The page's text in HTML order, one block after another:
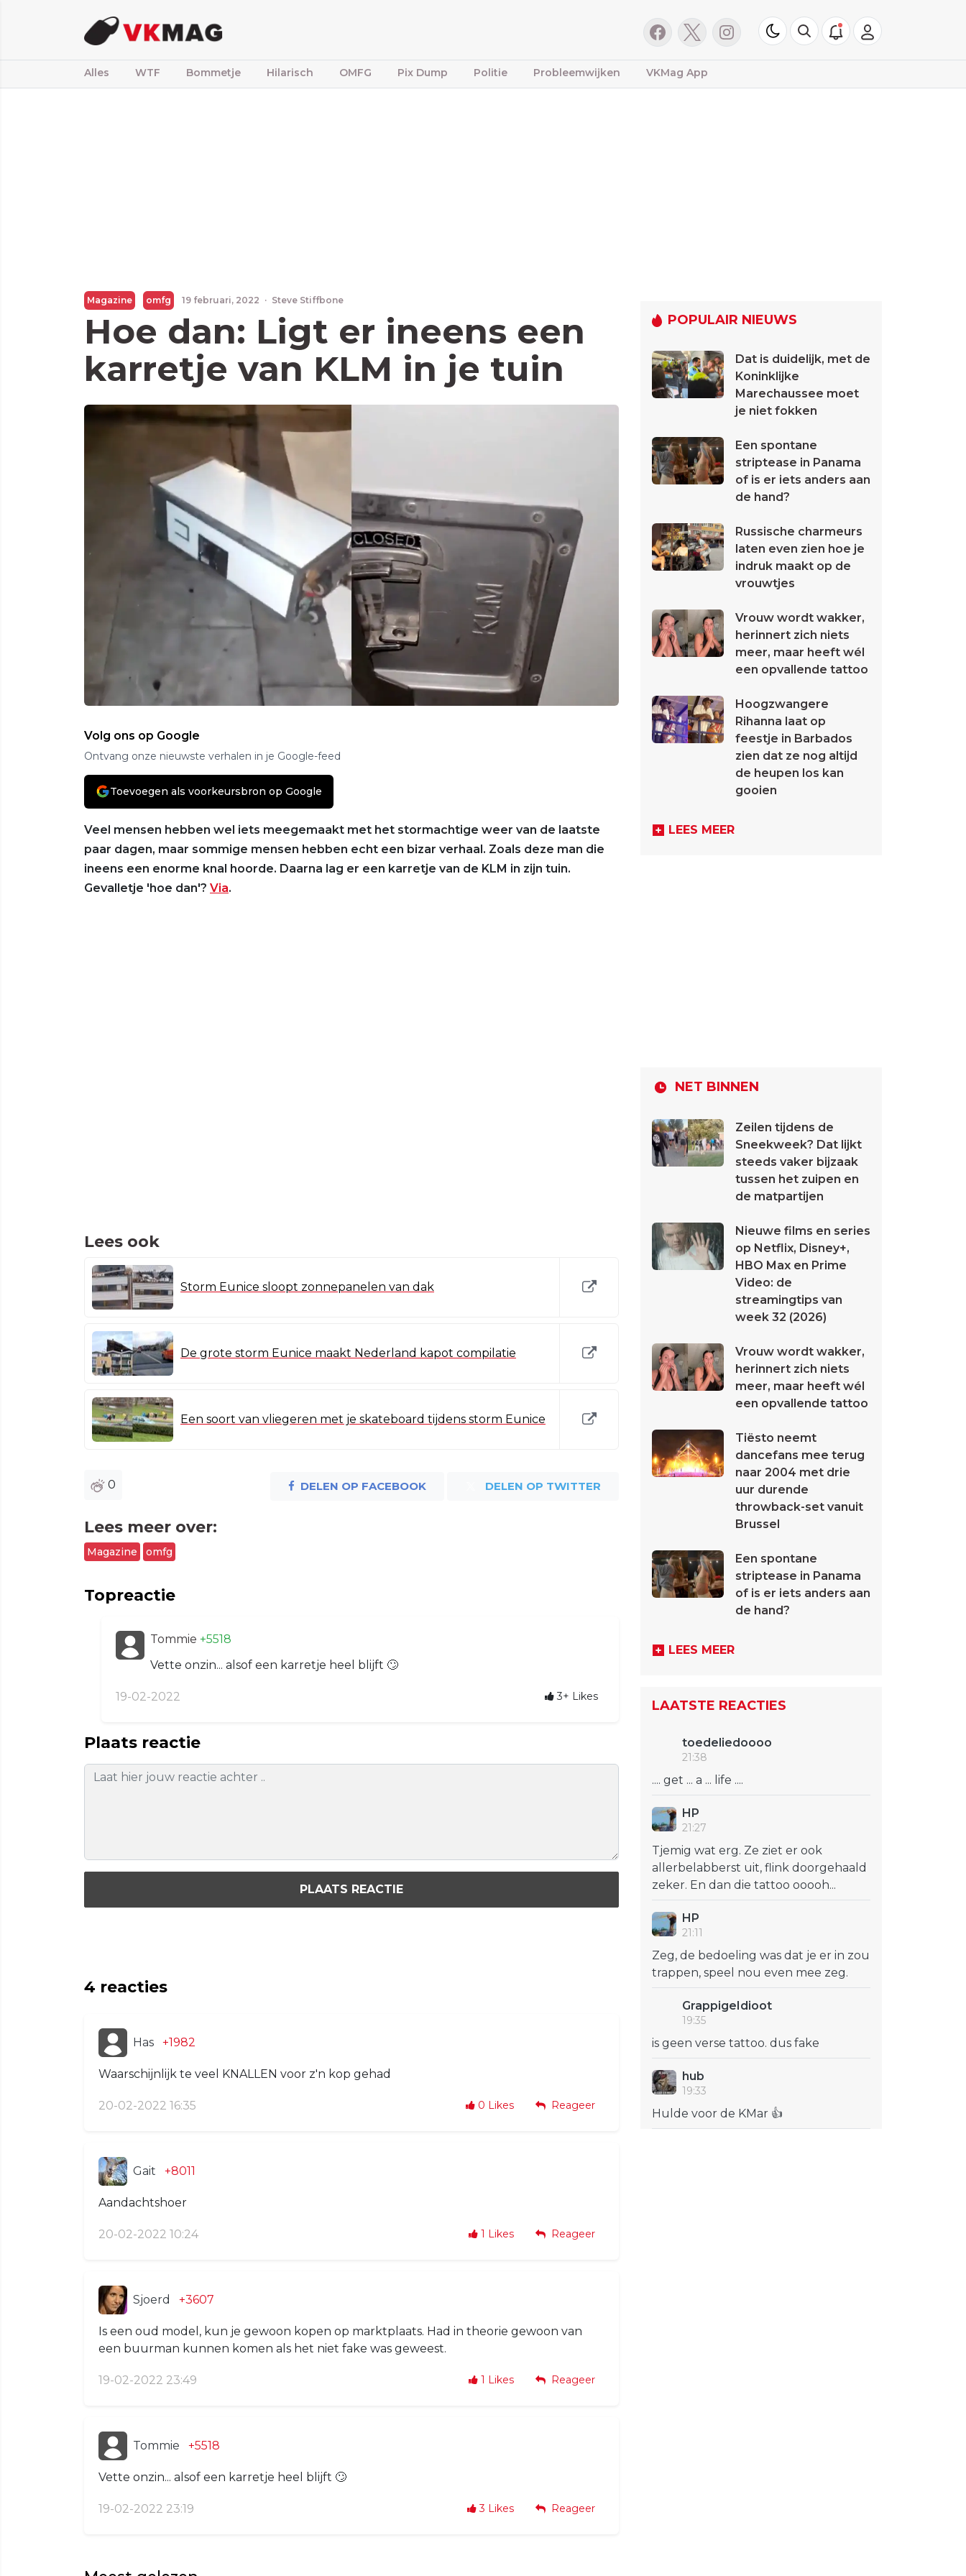
Alles WTF Bommetje Hilarisch OMFG Pix Dump Politie Probleemwijken VKMag App
Magazine omfg 19 februari, 2022 · Steve Stiffbone
Hoe dan: Ligt er ineens een
karretje van KLM in je tuin
Volg ons op Google
Ontvang onze nieuwste verhalen in je Google-feed
Toevoegen als voorkeursbron op Google
Veel mensen hebben wel iets meegemaakt met het stormachtige weer van de laatste
paar dagen, maar sommige mensen hebben echt een bizar verhaal. Zoals deze man die
ineens een enorme knal hoorde. Daarna lag er een karretje van de KLM in zijn tuin.
Gevalletje 'hoe dan'? Via.
Lees ook
Storm Eunice sloopt zonnepanelen van dak
De grote storm Eunice maakt Nederland kapot compilatie
Een soort van vliegeren met je skateboard tijdens storm Eunice
0 DELEN OP FACEBOOK DELEN OP TWITTER
Lees meer over:
Magazine omfg
Topreactie
Tommie +5518
Vette onzin... alsof een karretje heel blijft 🙄
19-02-2022 3+ Likes
Plaats reactie
PLAATS REACTIE
4 reacties
Has +1982
Waarschijnlijk te veel KNALLEN voor z'n kop gehad
20-02-2022 16:35 0 Likes Reageer
Gait +8011
Aandachtshoer
20-02-2022 10:24 1 Likes Reageer
Sjoerd +3607
Is een oud model, kun je gewoon kopen op marktplaats. Had in theorie gewoon van
een buurman kunnen komen als het niet fake was geweest.
19-02-2022 23:49 1 Likes Reageer
Tommie +5518
Vette onzin... alsof een karretje heel blijft 🙄
19-02-2022 23:19 3 Likes Reageer
POPULAIR NIEUWS
Dat is duidelijk, met de
Koninklijke
Marechaussee moet
je niet fokken
Een spontane
striptease in Panama
of is er iets anders aan
de hand?
Russische charmeurs
laten even zien hoe je
indruk maakt op de
vrouwtjes
Vrouw wordt wakker,
herinnert zich niets
meer, maar heeft wél
een opvallende tattoo
Hoogzwangere
Rihanna laat op
feestje in Barbados
zien dat ze nog altijd
de heupen los kan
gooien
LEES MEER
NET BINNEN
Zeilen tijdens de
Sneekweek? Dat lijkt
steeds vaker bijzaak
tussen het zuipen en
de matpartijen
Nieuwe films en series
op Netflix, Disney+,
HBO Max en Prime
Video: de
streamingtips van
week 32 (2026)
Vrouw wordt wakker,
herinnert zich niets
meer, maar heeft wél
een opvallende tattoo
Tiësto neemt
dancefans mee terug
naar 2004 met drie
uur durende
throwback-set vanuit
Brussel
Een spontane
striptease in Panama
of is er iets anders aan
de hand?
LEES MEER
LAATSTE REACTIES
toedeliedoooo
21:38
.... get ... a ... life ....
HP
21:27
Tjemig wat erg. Ze ziet er ook
allerbelabberst uit, flink doorgehaald
zeker. En dan die tattoo ooooh...
HP
21:11
Zeg, de bedoeling was dat je er in zou
trappen, speel nou even mee zeg.
GrappigeIdioot
19:35
is geen verse tattoo. dus fake
hub
19:33
Hulde voor de KMar 👍